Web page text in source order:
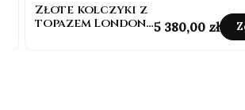
Złote kolczyki z
topazem London Cena
5 380,00 zł